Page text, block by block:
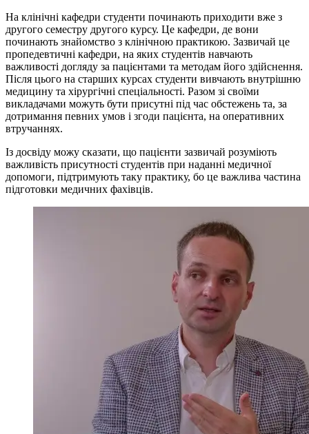
На клінічні кафедри студенти починають приходити вже з
другого семестру другого курсу. Це кафедри, де вони
починають знайомство з клінічною практикою. Зазвичай це
пропедевтичні кафедри, на яких студентів навчають
важливості догляду за пацієнтами та методам його здійснення.
Після цього на старших курсах студенти вивчають внутрішню
медицину та хірургічні спеціальності. Разом зі своїми
викладачами можуть бути присутні під час обстежень та, за
дотримання певних умов і згоди пацієнта, на оперативних
втручаннях.
Із досвіду можу сказати, що пацієнти зазвичай розуміють
важливість присутності студентів при наданні медичної
допомоги, підтримують таку практику, бо це важлива частина
підготовки медичних фахівців.